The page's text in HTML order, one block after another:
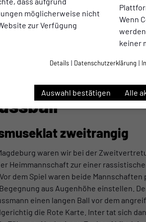
möglicherweise nicht
zur Verfügung
Wenn
keiner
Details | Datenschutzerklärung |
Auswahl bestätigen Alle
zweitrangig
waren wir bei der
Heimmannschaft zur einer
dem Spiel waren beide
aus Augenhöhe einstellen.
einen langen Ball vor dem
die Rote Karte. Inter tat sich